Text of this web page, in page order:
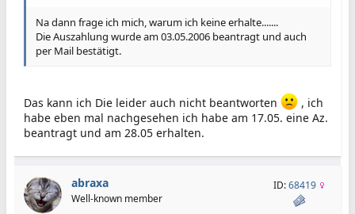
Na dann frage ich mich, warum ich keine erhalte.......
Die Auszahlung wurde am 03.05.2006 beantragt und auch
per Mail bestätigt.
Das kann ich Die leider auch nicht beantworten
, ich
habe eben mal nachgesehen ich habe am 17.05. eine Az.
beantragt und am 28.05 erhalten.
abraxa
Well-known member
ID:68419